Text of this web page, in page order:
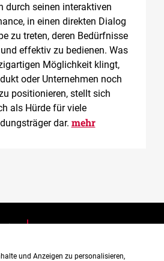
durch seinen interaktiven
in einen direkten Dialog
zu treten, deren Bedürfnisse
effektiv zu bedienen. Was
Möglichkeit klingt,
oder Unternehmen noch
positionieren, stellt sich
als Hürde für viele
dar. mehr
Deutsch
und Anzeigen zu personalisieren,